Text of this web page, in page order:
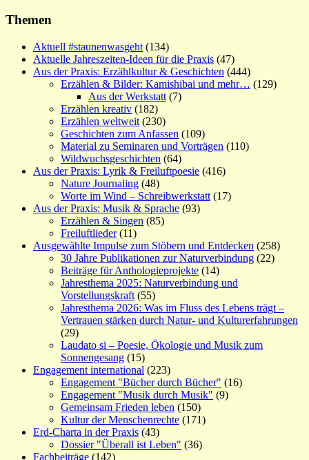
Themen
Aktuell #staunenwasgeht (134)
Aktuelle Jahreszeiten-Ideen für die Praxis (47)
Aus der Praxis: Erzählkultur & Geschichten (444)
Erzählen & Bilder: Kamishibai und mehr… (129)
Aus der Werkstatt (7)
Erzählen kreativ (182)
Erzählen weltweit (230)
Geschichten zum Anfassen (109)
Material zu Seminaren und Vorträgen (110)
Wildwuchsgeschichten (64)
Aus der Praxis: Lyrik & Freiluftpoesie (416)
Nature Journaling (48)
Worte im Wind – Schreibwerkstatt (17)
Aus der Praxis: Musik & Sprache (93)
Erzählen & Singen (85)
Freiluftlieder(11)
Ausgewählte Impulse zum Stöbern und Entdecken (258)
30 Jahre Publikationen zur Naturverbindung (22)
Beiträge für Anthologieprojekte (14)
Jahresthema 2025: Naturverbindung und
Vorstellungskraft (55)
Jahresthema 2026: Was im Fluss des Lebens trägt –
Vertrauen stärken durch Natur- und Kulturerfahrungen
(29)
Laudato si – Poesie, Ökologie und Musik zum
Sonnengesang (15)
Engagement international (223)
Engagement "Bücher durch Bücher" (16)
Engagement "Musik durch Musik" (9)
Gemeinsam Frieden leben (150)
Kultur der Menschenrechte (171)
Erd-Charta in der Praxis (43)
Dossier "Überall ist Leben" (36)
Fachbeiträge (142)